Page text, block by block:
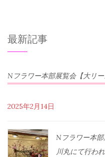
最新記事
Nフラワー本部展覧会【大リ
2025年2月14日
Nフラワー本
川丸にて行われ